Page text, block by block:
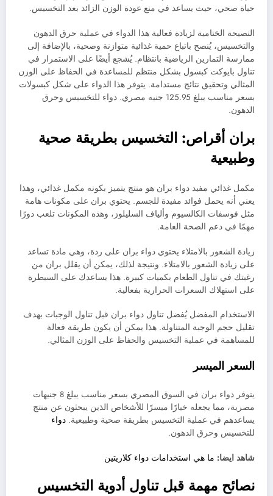
حياة صحي، حيث يساعد في منع عودة الوزن الزائد بعد التخسيس.
النصيحة الختامية لزيادة فعالية هذا الدواء في عملية حرق الدهون
والتخسيس، يُنصح باتباع حمية غذائية متوازنة وصحية، بالإضافة إلى
ممارسة التمارين الرياضية بانتظام. يُشجع أيضًا على الاستمرار في
تناول بايوكت كبسول بشكل منتظم للمساعدة في الحفاظ على الوزن
المثالي وتحقيق نتائج مستدامة. يتوفر هذا الدواء على شكل كبسولات
بسعر مناسب يبلغ 125.95 جنيه مصري. دواء للتخسيس وحرق
الدهون.
بران أقراص: التخسيس بطريقة صحية
وطبيعية
مكمل غذائي مفيد دواء بران هو منتج يتميز بكونه مكمل غذائي، وهذا
يعني أنه يحمل فوائد مفيدة للجسم. يحتوي بران على مكونات هامة
مثل فوسفات الكالسيوم وألياف السليلوز، وهذه المكونات تلعب دورًا
مهمًا في دعم الصحة العامة.
زيادة الشعور بالامتلاء يحتوي دواء بران على ردة، وهي مادة تساعد
على زيادة الشعور بالامتلاء. ونتيجة لذلك، يمكن أن يقلل بران من
رغبتك في تناول الطعام بكميات كبيرة. هذا يساعدك على السيطرة
على استهلاك السعرات الحرارية بفعالية.
الاستخدام المفضل يُفضل تناول دواء بران قبل تناول الوجبات بهدف
تقليل حجم الوجبة المتناولة. هذا يمكن أن يكون طريقة فعالة
للمساهمة في عملية التخسيس والحفاظ على الوزن المثالي.
السعر الميسر
يتوفر دواء بران في السوق المصري بسعر مناسب يبلغ 8 جنيهات
مصرية، مما يجعله خيارًا ميسرًا للأشخاص الذين يبحثون عن منتج
يساعدهم في عملية التخسيس بطريقة صحية وطبيعية. دواء
للتخسيس وحرق الدهون.
شاهد ايضا: ما هي استخدامات دواء كلاريتين
نصائح مهمة قبل تناول أدوية التخسيس